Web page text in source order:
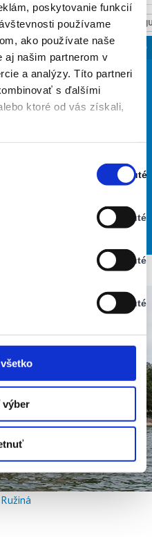
poskytovanie funkcií
používame
ako používate naše
aj našim partnerom v
a analýzy. Títo partneri
s ďalšími
ktoré od vás získali,
Zapnuté
Vypnuté
Vypnuté
Vypnuté
NASTAV
°
vzduchu:
29°